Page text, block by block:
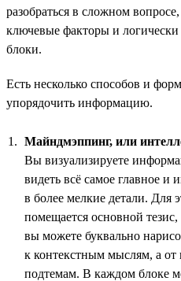
разобраться в сложном
ключевые факторы и
блоки.
Есть несколько способов и
упорядочить информацию.
Майндмэппинг, или
Вы визуализируете
видеть всё самое главное и
в более мелкие детали. Для
помещается основной
вы можете буквально
к контекстным мыслям, а
подтемам. В каждом блоке